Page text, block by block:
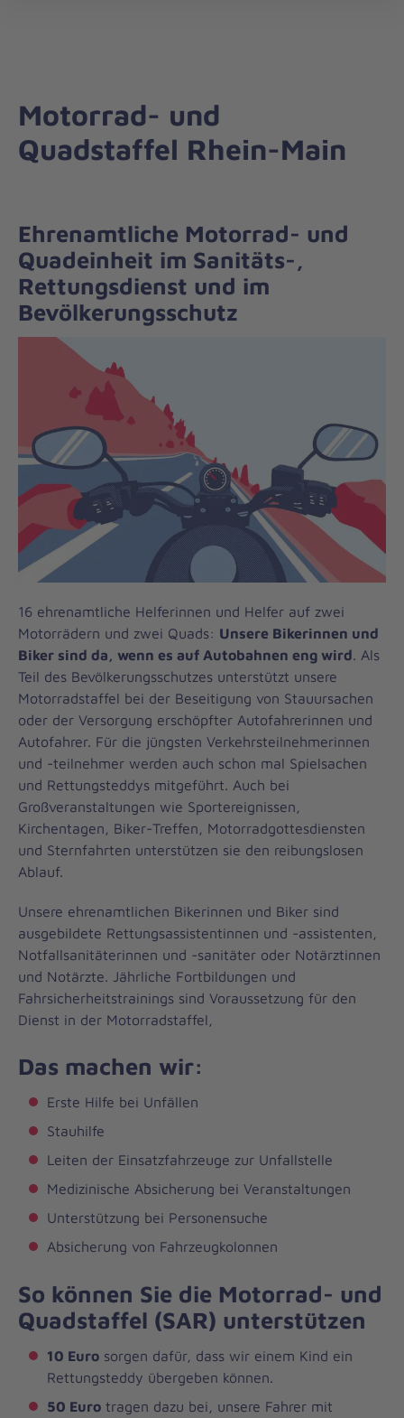
zum
Motorrad- und
Quadstaffel Rhein-Main
Ehrenamtliche Motorrad- und
Quadeinheit im Sanitäts-,
Rettungsdienst und im
Bevölkerungsschutz
16 ehrenamtliche Helferinnen und Helfer auf zwei
Motorrädern und zwei Quads: Unsere Bikerinnen und
Biker sind da, wenn es auf Autobahnen eng wird. Als
Teil des Bevölkerungsschutzes unterstützt unsere
Motorradstaffel bei der Beseitigung von Stauursachen
oder der Versorgung erschöpfter Autofahrerinnen und
Autofahrer. Für die jüngsten Verkehrsteilnehmerinnen
und -teilnehmer werden auch schon mal Spielsachen
und Rettungsteddys mitgeführt. Auch bei
Großveranstaltungen wie Sportereignissen,
Kirchentagen, Biker-Treffen, Motorradgottesdiensten
und Sternfahrten unterstützen sie den reibungslosen
Ablauf.
Unsere ehrenamtlichen Bikerinnen und Biker sind
ausgebildete Rettungsassistentinnen und -assistenten,
Notfallsanitäterinnen und -sanitäter oder Notärztinnen
und Notärzte. Jährliche Fortbildungen und
Fahrsicherheitstrainings sind Voraussetzung für den
Dienst in der Motorradstaffel,
Das machen wir:
Erste Hilfe bei Unfällen
Stauhilfe
Leiten der Einsatzfahrzeuge zur Unfallstelle
Medizinische Absicherung bei Veranstaltungen
Unterstützung bei Personensuche
Absicherung von Fahrzeugkolonnen
So können Sie die Motorrad- und
Quadstaffel (SAR) unterstützen
10 Euro sorgen dafür, dass wir einem Kind ein
Rettungsteddy übergeben können.
50 Euro tragen dazu bei, unsere Fahrer mit